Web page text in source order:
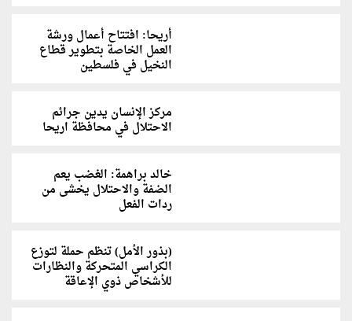
أريحا: افتتاح أعمال ورشة
العمل الخاصة بتطوير قطاع
النخيل في فلسطين
مركز الإنسان يدين جرائم
الاحتلال في محافظة اريحا
خالد براهمة: الغضب يعم
الضفة والاحتلال يخشى من
ردات الفعل
(بذور الأمل) تنظم حملة لتوزع
الكراسي المتحركة والنظارات
للأشخاص ذوي الإعاقة